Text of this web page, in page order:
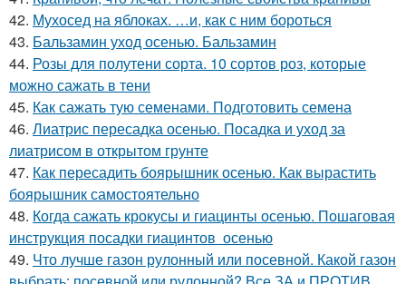
42. Мухосед на яблоках. …и, как с ним бороться
43. Бальзамин уход осенью. Бальзамин
44. Розы для полутени сорта. 10 сортов роз, которые
можно сажать в тени
45. Как сажать тую семенами. Подготовить семена
46. Лиатрис пересадка осенью. Посадка и уход за
лиатрисом в открытом грунте
47. Как пересадить боярышник осенью. Как вырастить
боярышник самостоятельно
48. Когда сажать крокусы и гиацинты осенью. Пошаговая
инструкция посадки гиацинтов осенью
49. Что лучше газон рулонный или посевной. Какой газон